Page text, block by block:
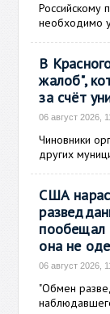
Российскому
необходимо
В
жалоб",
за счёт
06 август 2026,
Чиновники
других
США
пообещал
она не
06 август 2026,
"Обмен